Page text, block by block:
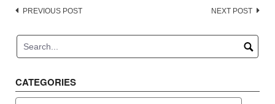
Post
PREVIOUS POST NEXT POST
CATEGORIES